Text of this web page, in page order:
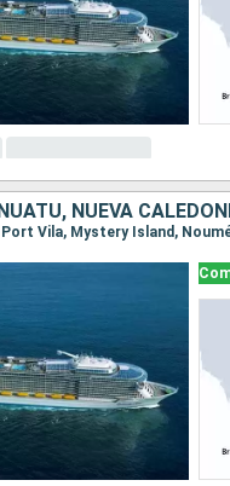
NUEVA
Vila, Mystery Island,